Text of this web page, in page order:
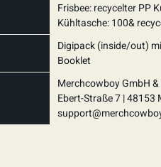
Frisbee: recycelter PP
Kühltasche: 100&
Digipack (inside/out)
Booklet
Merchcowboy GmbH &
Ebert-Straße 7 | 48153